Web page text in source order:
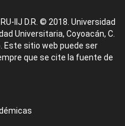
IIJ D.R. © 2018. Universidad
Universitaria, Coyoacán, C.
Este sitio web puede ser
que se cite la fuente de